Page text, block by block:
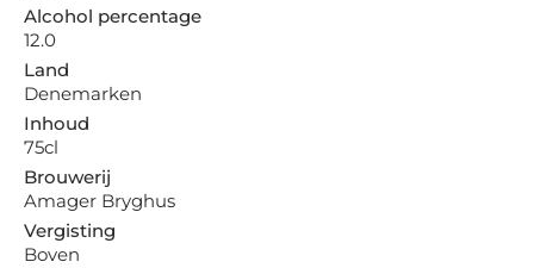
Alcohol percentage
12.0
Land
Denemarken
Inhoud
75cl
Brouwerij
Amager Bryghus
Vergisting
Boven